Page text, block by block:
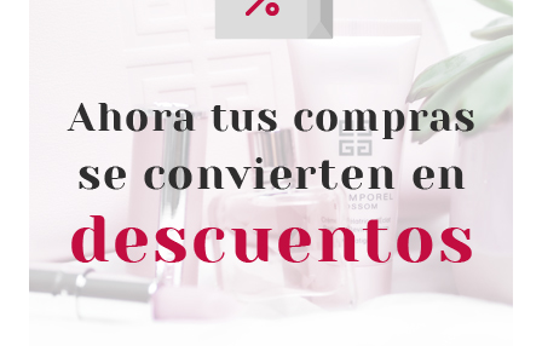
LIPOSAN
LIPOSAN BÁLSAMO LABIAL
ORIGINAL 4.8 GR
desde
2.20€